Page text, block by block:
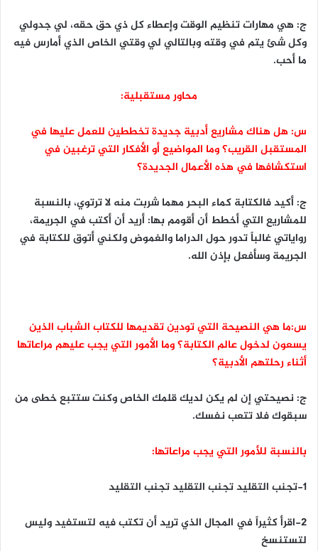
ج: هي مهارات تنظيم الوقت وإعطاء كل ذي حق حقه، لي جدولي
وكل شئ يتم في وقته وبالتالي لي وقتي الخاص الذي أمارس فيه
ما أحب.
محاور مستقبلية:
س: هل هناك مشاريع أدبية جديدة تخططين للعمل عليها في
المستقبل القريب؟ وما المواضيع أو الأفكار التي ترغبين في
استكشافها في هذه الأعمال الجديدة؟
ج: أكيد فالكتابة كماء البحر مهما شربت منه لا ترتوي، بالنسبة
للمشاريع التي أخطط أن أقومم بها: أريد أن أكتب في الجريمة،
رواياتي غالباً تدور حول الدراما والغموض ولكني أتوق للكتابة في
الجريمة وسأفعل بإذن الله.
س:ما هي النصيحة التي تودين تقديمها للكتاب الشباب الذين
يسعون لدخول عالم الكتابة؟ وما الأمور التي يجب عليهم مراعاتها
أثناء رحلتهم الأدبية؟
ج: نصيحتي إن لم يكن لديك قلمك الخاص وكنت ستتبع خطى من
سبقوك فلا تتعب نفسك.
بالنسبة للأمور التي يجب مراعاتها:
١-تجنب التقليد تجنب التقليد تجنب التقليد
٢-اقرأ كثيراً في المجال الذي تريد أن تكتب فيه لتستفيد وليس
لتستنسخ